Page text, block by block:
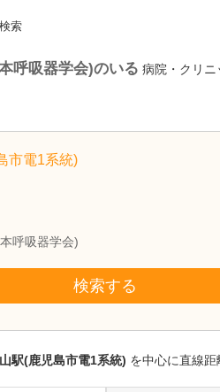
索
呼吸器学会)のいる 病院・クリニ
市電1系統)
呼吸器学会)
検索する
駅(鹿児島市電1系統) を中心に直線
ニコこど
市橋